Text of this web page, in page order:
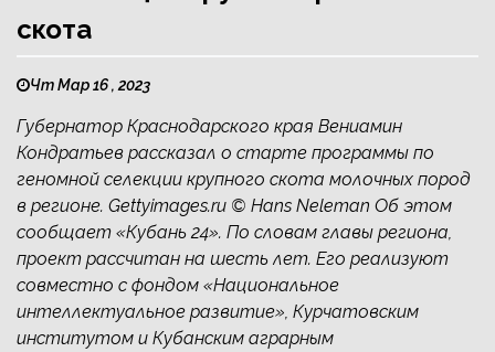
скота
Чт Мар 16 , 2023
Губернатор Краснодарского края Вениамин
Кондратьев рассказал о старте программы по
геномной селекции крупного скота молочных пород
в регионе. Gettyimages.ru © Hans Neleman Об этом
сообщает «Кубань 24». По словам главы региона,
проект рассчитан на шесть лет. Его реализуют
совместно с фондом «Национальное
интеллектуальное развитие», Курчатовским
институтом и Кубанским аграрным